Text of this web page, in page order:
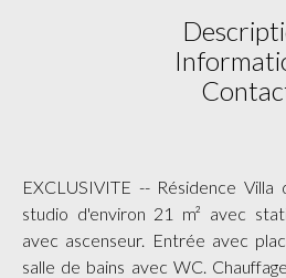
EXCLUSIVITE -- Résidence Villa
studio d'environ 21 m² avec
avec ascenseur. Entrée avec
salle de bains avec WC.